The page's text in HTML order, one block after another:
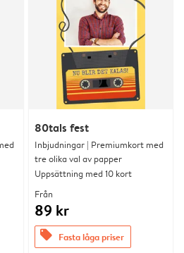
80tals fest
Inbjudningar | Premiumkort med
tre olika val av papper
Uppsättning med 10 kort
Från
89 kr
offers Fasta låga priser